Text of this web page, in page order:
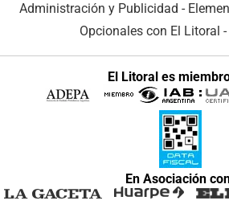
Administración y Publicidad -
Opcionales con El Litoral -
El Litoral es
En Asociación